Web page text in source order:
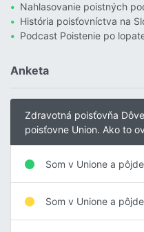
Nahlasovanie poistných
História poisťovníctva na
Podcast Poistenie po
Anketa
Zdravotná poisťovňa
poisťovne Union. Ako to
Som v Unione a
Som v Unione a